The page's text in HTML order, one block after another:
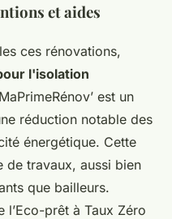
et aides
ces rénovations,
l'isolation
est un
réduction notable des
énergétique. Cette
de travaux, aussi bien
que bailleurs.
l’Eco-prêt à Taux Zéro